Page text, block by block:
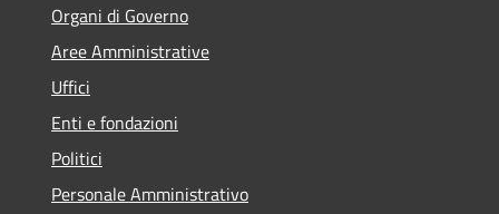
Organi di Governo
Aree Amministrative
Uffici
Enti e fondazioni
Politici
Personale Amministrativo